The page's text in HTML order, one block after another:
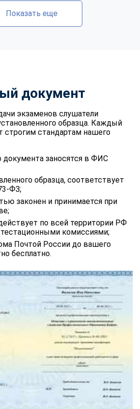
Показать еще
документ
экзаменов слушатели
образца. Каждый
строгим стандартам нашего
заносятся в ФИС
образца, соответствует
ФЗ;
законен и принимается при
по всей территории РФ
комиссиями;
Почтой России до вашего
бесплатно.